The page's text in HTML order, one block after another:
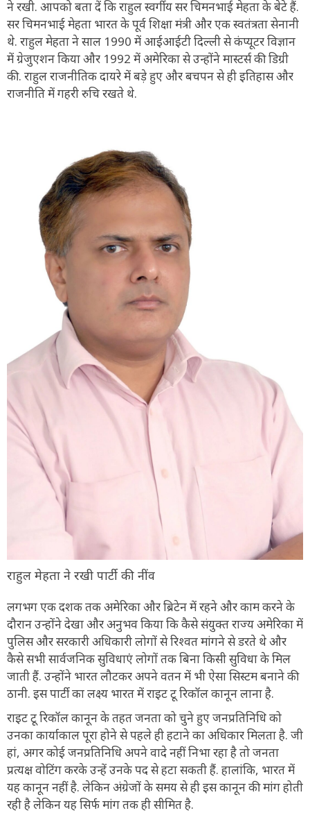
ने रखी. आपको बता दें कि राहुल स्वर्गीय सर चिमनभाई मेहता के बेटे हैं.
सर चिमनभाई मेहता भारत के पूर्व शिक्षा मंत्री और एक स्वतंत्रता सेनानी
थे. राहुल मेहता ने साल 1990 में आईआईटी दिल्ली से कंप्यूटर विज्ञान
में ग्रेजुएशन किया और 1992 में अमेरिका से उन्होंने मास्टर्स की डिग्री
की. राहुल राजनीतिक दायरे में बड़े हुए और बचपन से ही इतिहास और
राजनीति में गहरी रुचि रखते थे.
राहुल मेहता ने रखी पार्टी की नींव
लगभग एक दशक तक अमेरिका और ब्रिटेन में रहने और काम करने के
दौरान उन्होंने देखा और अनुभव किया कि कैसे संयुक्त राज्य अमेरिका में
पुलिस और सरकारी अधिकारी लोगों से रिश्वत मांगने से डरते थे और
कैसे सभी सार्वजनिक सुविधाएं लोगों तक बिना किसी सुविधा के मिल
जाती हैं. उन्होंने भारत लौटकर अपने वतन में भी ऐसा सिस्टम बनाने की
ठानी. इस पार्टी का लक्ष्य भारत में राइट टू रिकॉल कानून लाना है.
राइट टू रिकॉल कानून के तहत जनता को चुने हुए जनप्रतिनिधि को
उनका कार्याकाल पूरा होने से पहले ही हटाने का अधिकार मिलता है. जी
हां, अगर कोई जनप्रतिनिधि अपने वादे नहीं निभा रहा है तो जनता
प्रत्यक्ष वोटिंग करके उन्हें उनके पद से हटा सकती हैं. हालांकि, भारत में
यह कानून नहीं है. लेकिन अंग्रेजों के समय से ही इस कानून की मांग होती
रही है लेकिन यह सिर्फ मांग तक ही सीमित है.